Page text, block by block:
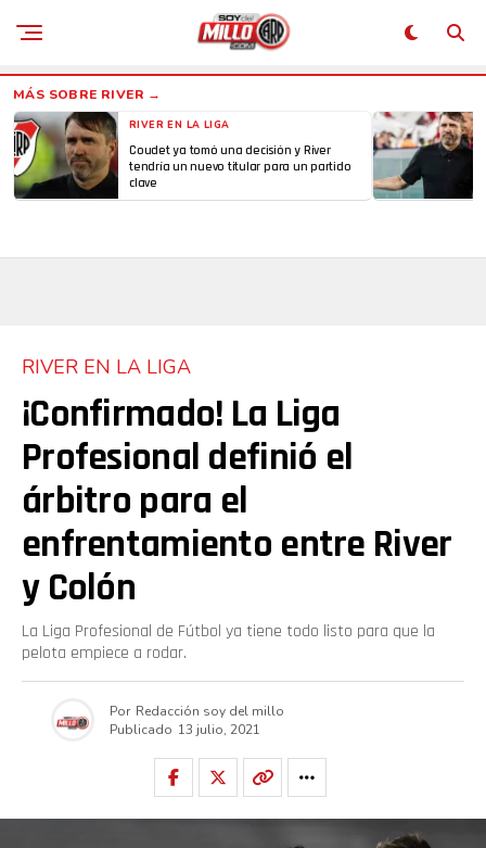
RIVER EN LA LIGA
Coudet ya tomó una decisión y River
tendría un nuevo titular para un partido
clave
RIVER EN LA LIGA
¡Confirmado! La Liga
Profesional definió el
árbitro para el
enfrentamiento entre River
y Colón
La Liga Profesional de Fútbol ya tiene todo listo para que la
pelota empiece a rodar.
Por Redacción soy del millo
Publicado 13 julio, 2021